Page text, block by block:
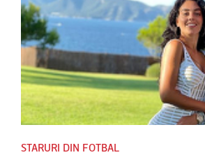
STARURI DIN FOTBAL